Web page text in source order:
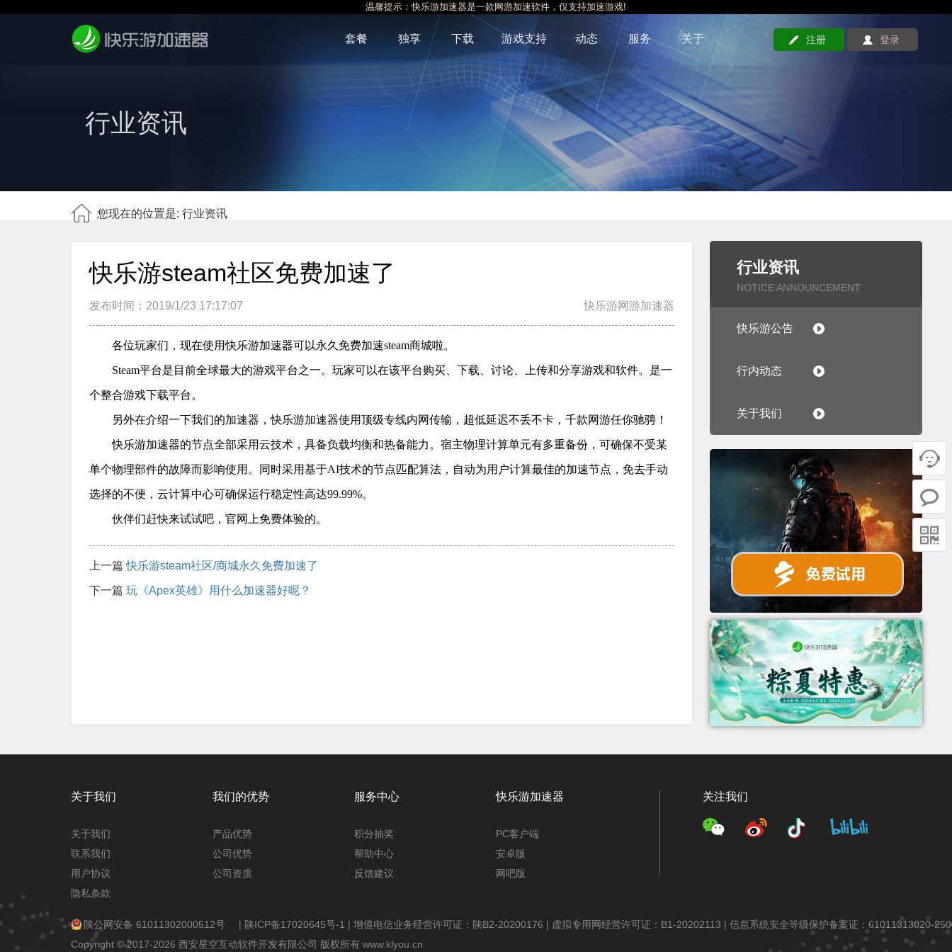
温馨提示：快乐游加速器是一款网游加速软件，仅支持加速游戏!
套餐 独享 下载 游戏支持 动态 服务 关于 注册 登录
行业资讯
您现在的位置是: 行业资讯
行业资讯
NOTICE ANNOUNCEMENT
快乐游公告
行内动态
关于我们
快乐游steam社区免费加速了
发布时间：2019/1/23 17:17:07 快乐游网游加速器
各位玩家们，现在使用快乐游加速器可以永久免费加速steam商城啦。
Steam平台是目前全球最大的游戏平台之一。玩家可以在该平台购买、下载、讨论、上传和分享游戏和软件。是一
个整合游戏下载平台。
另外在介绍一下我们的加速器，快乐游加速器使用顶级专线内网传输，超低延迟不丢不卡，千款网游任你驰骋！
快乐游加速器的节点全部采用云技术，具备负载均衡和热备能力。宿主物理计算单元有多重备份，可确保不受某
单个物理部件的故障而影响使用。同时采用基于AI技术的节点匹配算法，自动为用户计算最佳的加速节点，免去手动
选择的不便，云计算中心可确保运行稳定性高达99.99%。
伙伴们赶快来试试吧，官网上免费体验的。
上一篇快乐游steam社区/商城永久免费加速了
下一篇 玩《Apex英雄》用什么加速器好呢？
关于我们
关于我们
联系我们
用户协议
隐私条款
我们的优势
产品优势
公司优势
公司资质
服务中心
积分抽奖
帮助中心
反馈建议
快乐游加速器
PC客户端
安卓版
网吧版
关注我们
陕公网安备 61011302000512号 | 陕ICP备17020645号-1 | 增值电信业务经营许可证：陕B2-20200176 | 虚拟专用网经营许可证：B1-20202113 | 信息系统安全等级保护备案证：61011313020-
Copyright © 2017-2026 西安星空互动软件开发有限公司 版权所有 www.klyou.cn


